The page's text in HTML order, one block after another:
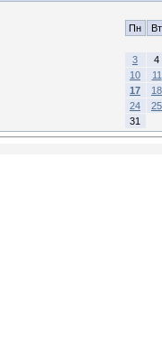
Пн Вт
3
4
10
11
17
18
24
25
31